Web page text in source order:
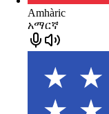
Amhàric
አማርኛ